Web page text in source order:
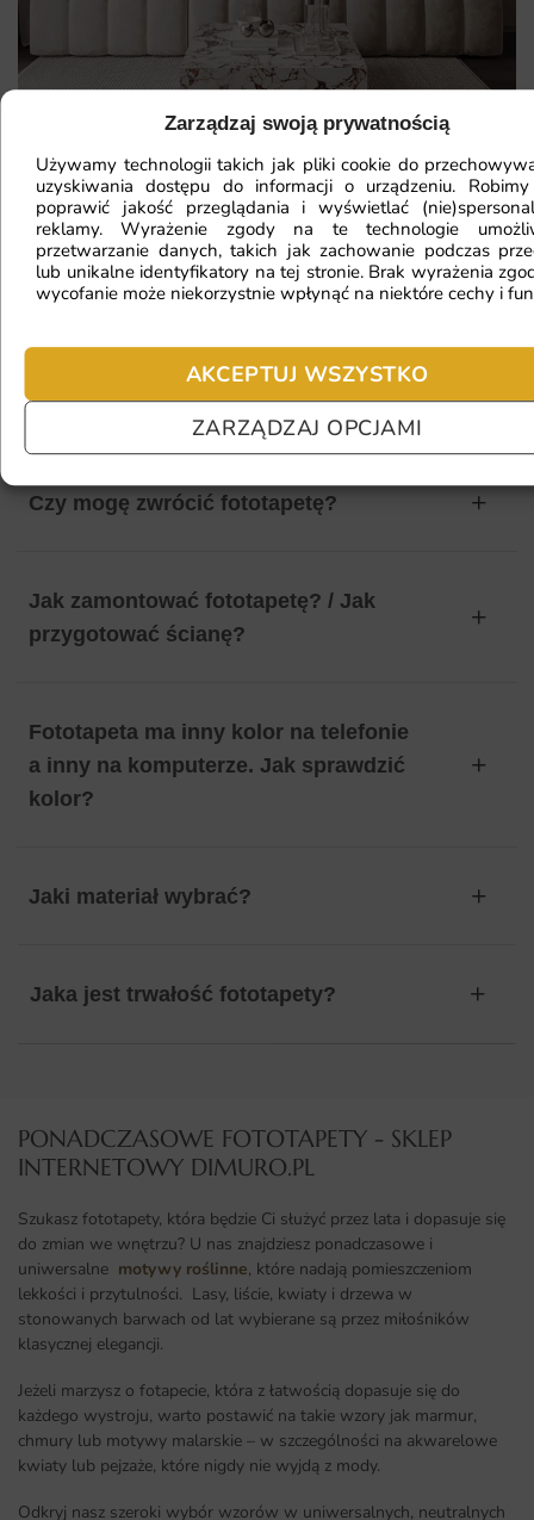
Zarządzaj swoją prywatnością
Używamy technologii takich jak pliki cookie do
uzyskiwania dostępu do informacji o urządzeniu.
poprawić jakość przeglądania i wyświetlać
reklamy. Wyrażenie zgody na te technologie
przetwarzanie danych, takich jak zachowanie podczas
lub unikalne identyfikatory na tej stronie. Brak wyrażenia
wycofanie może niekorzystnie wpłynąć na niektóre cechy i
AKCEPTUJ WSZYSTKO
ZARZĄDZAJ OPCJAMI
Mam ścianę o nietypowym kształcie,
czy da się na niej położyć
fototapetę?
Ile będę czekać na realizację
zamówienia?
Czy mogę zwrócić fototapetę?
Jak zamontować fototapetę? / Jak
przygotować ścianę?
Fototapeta ma inny kolor na telefonie
a inny na komputerze. Jak sprawdzić
kolor?
Jaki materiał wybrać?
Jaka jest trwałość fototapety?
PONADCZASOWE FOTOTAPETY - SKLEP
INTERNETOWY DIMURO.PL​
Szukasz fototapety, która będzie Ci służyć przez lata i dopasuje się
do zmian we wnętrzu? U nas znajdziesz ponadczasowe i
uniwersalne motywy roślinne, które nadają pomieszczeniom
lekkości i przytulności. Lasy, liście, kwiaty i drzewa w
stonowanych barwach od lat wybierane są przez miłośników
klasycznej elegancji.
Jeżeli marzysz o fotapecie, która z łatwością dopasuje się do
każdego wystroju, warto postawić na takie wzory jak marmur,
chmury lub motywy malarskie – w szczególności na akwarelowe
kwiaty lub pejzaże, które nigdy nie wyjdą z mody.
Odkryj nasz szeroki wybór wzorów w uniwersalnych, neutralnych